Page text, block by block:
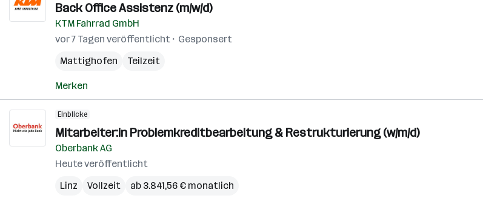
Back Office Assistenz (m/w/d)
KTM Fahrrad GmbH
vor 7 Tagen veröffentlicht
Gesponsert
Mattighofen
Teilzeit
Merken
Einblicke
Mitarbeiter:in Problemkreditbearbeitung & Restrukturierung (w/m/d)
Oberbank AG
Heute veröffentlicht
Linz
Vollzeit ab 3.841,56 € monatlich